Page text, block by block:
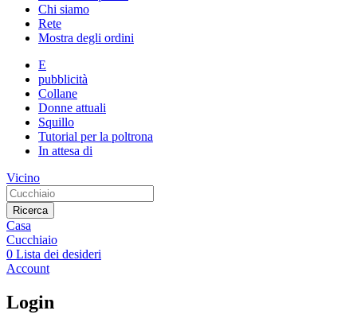
Chi siamo
Rete
Mostra degli ordini
E
pubblicità
Collane
Donne attuali
Squillo
Tutorial per la poltrona
In attesa di
Vicino
Ricerca
Casa
Cucchiaio
0 Lista dei desideri
Account
Login